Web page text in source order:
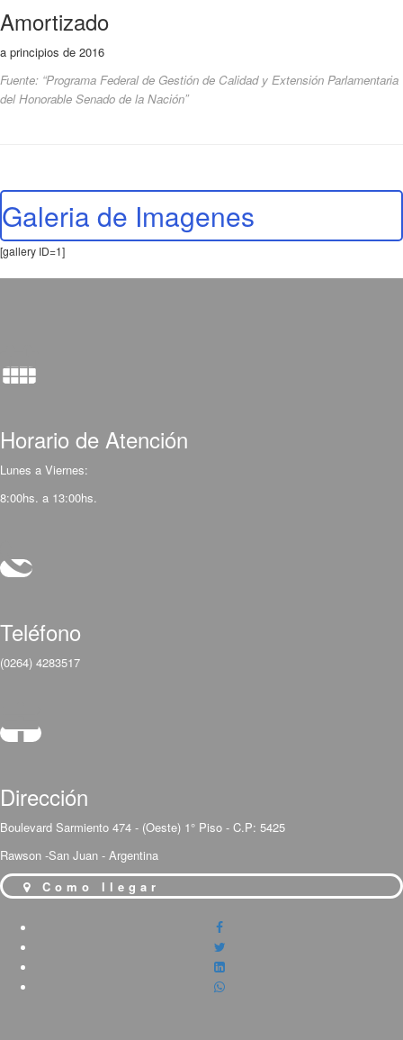
Amortizado
a principios de 2016
Fuente: “Programa Federal de Gestión de Calidad y Extensión Parlamentaria
del Honorable Senado de la Nación”
Galeria de Imagenes
[gallery ID=1]
Horario de Atención
Lunes a Viernes:
8:00hs. a 13:00hs.
Teléfono
(0264) 4283517
Dirección
Boulevard Sarmiento 474 - (Oeste) 1° Piso - C.P: 5425
Rawson -San Juan - Argentina
Como llegar